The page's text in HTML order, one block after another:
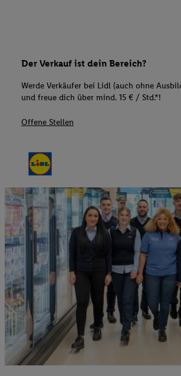
Der Verkauf ist dein Bereich?
Werde Verkäufer bei Lidl (auch ohne
und freue dich über mind. 15 € / Std.*!
Offene Stellen